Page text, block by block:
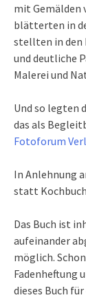
mit Gemälden
blätterten in
stellten in den
und deutliche
Malerei und
Und so legten
das als
Fotoforum
In Anlehnung
statt
Das Buch ist
aufeinander
möglich.
Fadenheftung
dieses Buch